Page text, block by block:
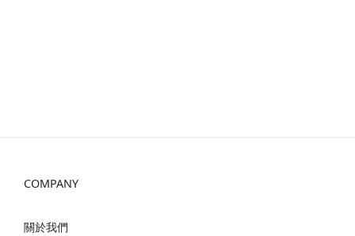
COMPANY
關於我們